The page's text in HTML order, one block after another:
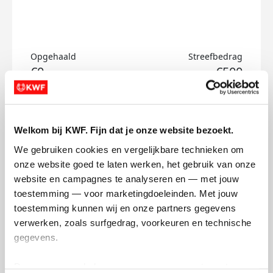
Welkom bij KWF. Fijn dat je onze website bezoekt.
We gebruiken cookies en vergelijkbare technieken om
onze website goed te laten werken, het gebruik van onze
website en campagnes te analyseren en — met jouw
toestemming — voor marketingdoeleinden. Met jouw
toestemming kunnen wij en onze partners gegevens
verwerken, zoals surfgedrag, voorkeuren en technische
gegevens.
Opgehaald
€0
Streefbedrag
€500
Doneer
Melissa's badges